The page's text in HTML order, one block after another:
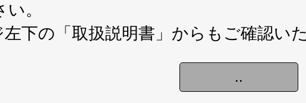
。
下の 「取扱説明書」 からもご確認い